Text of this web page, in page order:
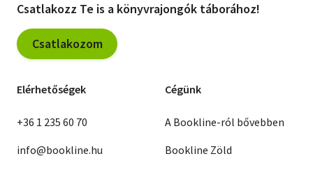
Csatlakozz Te is a könyvrajongók táborához!
Csatlakozom
Elérhetőségek
+36 1 235 60 70
info@bookline.hu
Cégünk
A Bookline-ról bővebben
Bookline Zöld